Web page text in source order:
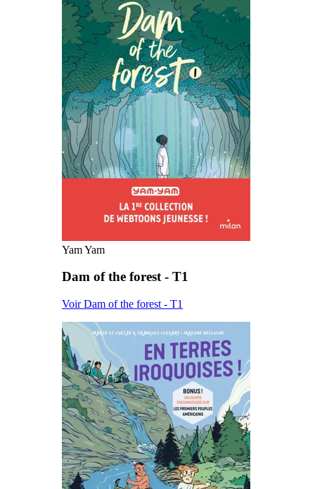
Yam Yam
Dam of the forest - T1
Voir Dam of the forest - T1